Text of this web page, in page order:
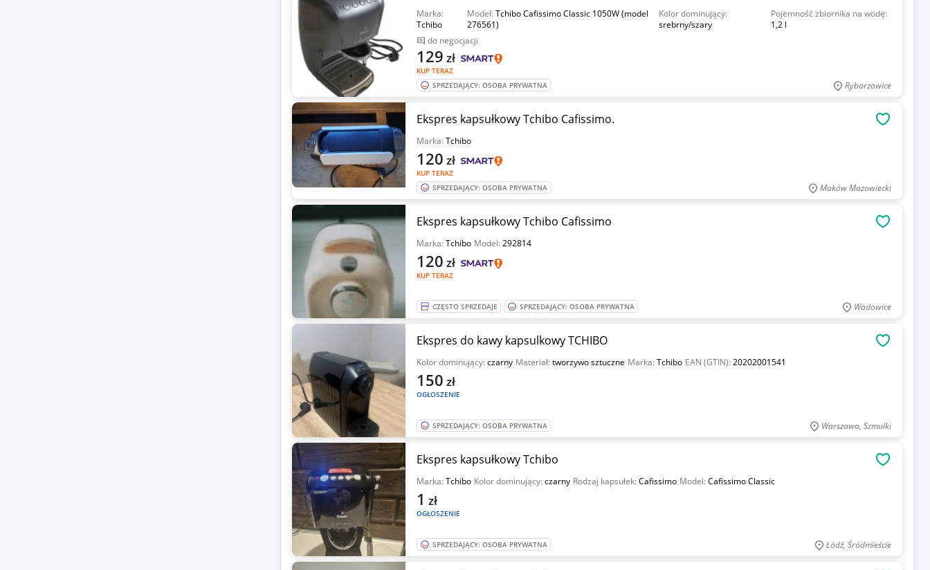
Marka:
Tchibo
Model:Tchibo Cafissimo Classic 1050W (model
276561)
Kolor dominujący:
srebrny/szary
Pojemność zbiornika na wodę:
1,2 l
do negocjacji
KUP TERAZ
129 zł
SPRZEDAJĄCY: OSOBA PRYWATNA Rybarzowice
Ekspres kapsułkowy Tchibo Cafissimo.
Marka:Tchibo
KUP TERAZ
120 zł
SPRZEDAJĄCY: OSOBA PRYWATNA Maków Mazowiecki
Ekspres kapsułkowy Tchibo Cafissimo
Marka:Tchibo Model:292814
KUP TERAZ
120 zł
CZĘSTO SPRZEDAJE SPRZEDAJĄCY: OSOBA PRYWATNA Wadowice
Ekspres do kawy kapsulkowy TCHIBO
Kolor dominujący:czarny Materiał:tworzywo sztuczne Marka:Tchibo EAN (GTIN):20202001541
OGŁOSZENIE
150 zł
SPRZEDAJĄCY: OSOBA PRYWATNA Warszawa, Szmulki
Ekspres kapsułkowy Tchibo
Marka:Tchibo Kolor dominujący:czarny Rodzaj kapsułek:Cafissimo Model:Cafissimo Classic
OGŁOSZENIE
1 zł
SPRZEDAJĄCY: OSOBA PRYWATNA Łódź, Śródmieście